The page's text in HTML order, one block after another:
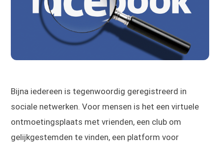
Bijna iedereen is tegenwoordig geregistreerd in
sociale netwerken. Voor mensen is het een virtuele
ontmoetingsplaats met vrienden, een club om
gelijkgestemden te vinden, een platform voor